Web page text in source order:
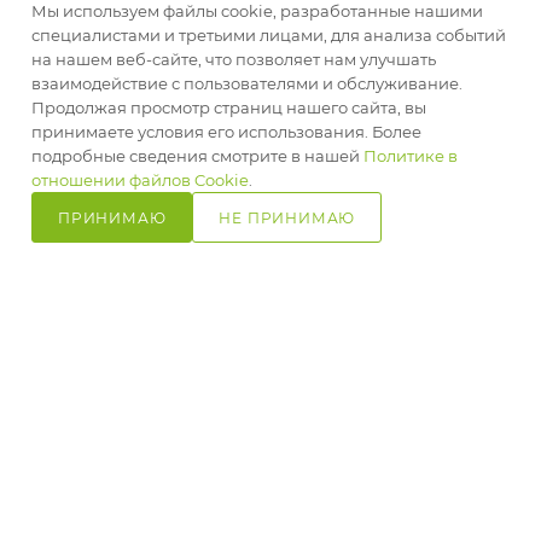
В КОРЗИНУ
+375 29 354 12 15
shop@goodsgarden.by
г. Минск, ул. Машиностроителей
29А, подъезд 5
ПОДПИСАТЬСЯ НА РАССЫЛКУ
Мы используем файлы cookie, разработанные нашими
специалистами и третьими лицами, для анализа событий
на нашем веб-сайте, что позволяет нам улучшать
взаимодействие с пользователями и обслуживание.
Продолжая просмотр страниц нашего сайта, вы
принимаете условия его использования. Более
подробные сведения смотрите в нашей Политике в
отношении файлов Cookie
ПРИНИМАЮ
НЕ ПРИНИМАЮ
Главная
Кабинет Корзина Избранные Сравнение